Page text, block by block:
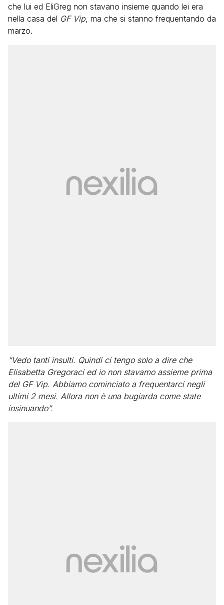
che lui ed EliGreg non stavano insieme quando lei era
nella casa del GF Vip, ma che si stanno frequentando da
marzo.
“Vedo tanti insulti. Quindi ci tengo solo a dire che
Elisabetta Gregoraci ed io non stavamo assieme prima
del GF Vip. Abbiamo cominciato a frequentarci negli
ultimi 2 mesi. Allora non è una bugiarda come state
insinuando”.